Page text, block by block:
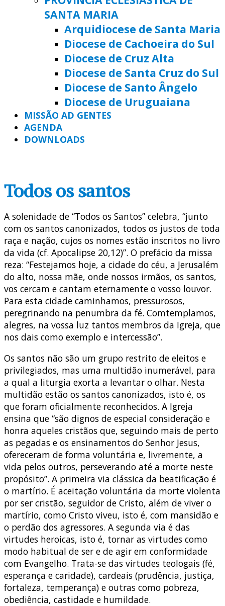
SANTA MARIA
Arquidiocese de Santa Maria
Diocese de Cachoeira do Sul
Diocese de Cruz Alta
Diocese de Santa Cruz do Sul
Diocese de Santo Ângelo
Diocese de Uruguaiana
MISSÃO AD GENTES
AGENDA
DOWNLOADS
Todos os santos
A solenidade de “Todos os Santos” celebra, “junto
com os santos canonizados, todos os justos de toda
raça e nação, cujos os nomes estão inscritos no livro
da vida (cf. Apocalipse 20,12)”. O prefácio da missa
reza: “Festejamos hoje, a cidade do céu, a Jerusalém
do alto, nossa mãe, onde nossos irmãos, os santos,
vos cercam e cantam eternamente o vosso louvor.
Para esta cidade caminhamos, pressurosos,
peregrinando na penumbra da fé. Comtemplamos,
alegres, na vossa luz tantos membros da Igreja, que
nos dais como exemplo e intercessão”.
Os santos não são um grupo restrito de eleitos e
privilegiados, mas uma multidão inumerável, para
a qual a liturgia exorta a levantar o olhar. Nesta
multidão estão os santos canonizados, isto é, os
que foram oficialmente reconhecidos. A Igreja
ensina que “são dignos de especial consideração e
honra aqueles cristãos que, seguindo mais de perto
as pegadas e os ensinamentos do Senhor Jesus,
ofereceram de forma voluntária e, livremente, a
vida pelos outros, perseverando até a morte neste
propósito”. A primeira via clássica da beatificação é
o martírio. É aceitação voluntária da morte violenta
por ser cristão, seguidor de Cristo, além de viver o
martírio, como Cristo viveu, isto é, com mansidão e
o perdão dos agressores. A segunda via é das
virtudes heroicas, isto é, tornar as virtudes como
modo habitual de ser e de agir em conformidade
com Evangelho. Trata-se das virtudes teologais (fé,
esperança e caridade), cardeais (prudência, justiça,
fortaleza, temperança) e outras como pobreza,
obediência, castidade e humildade.